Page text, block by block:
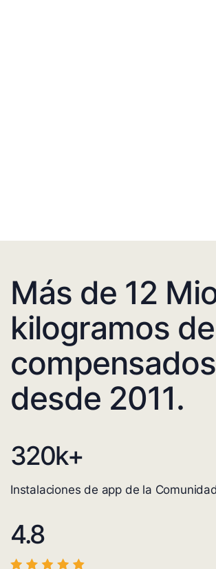
Más de 12
kilogramos
compensados
desde 2011.
320k+
Instalaciones de app de la Comunidad
4.8